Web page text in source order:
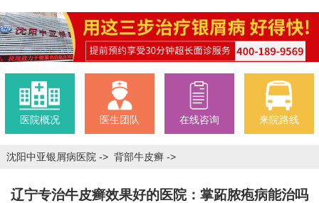
医院概况 医生团队 在线咨询 来院路线
沈阳中亚银屑病医院 -> 背部牛皮癣 ->
辽宁专治牛皮癣效果好的医院：掌跖脓疱病能治吗